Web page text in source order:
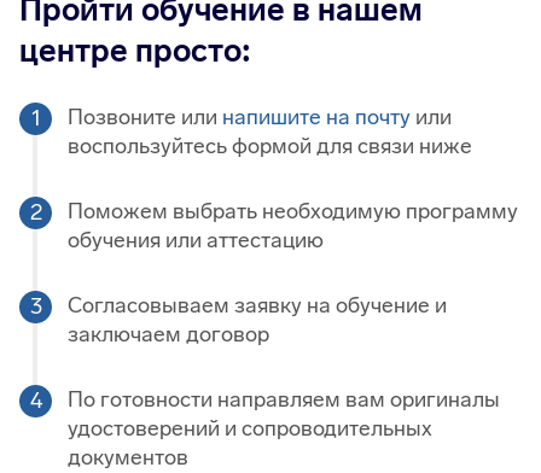
Пройти обучение в нашем
центре просто:
Позвоните или напишите на почту или
воспользуйтесь формой для связи ниже
Поможем выбрать необходимую программу
обучения или аттестацию
Согласовываем заявку на обучение и
заключаем договор
По готовности направляем вам оригиналы
удостоверений и сопроводительных
документов